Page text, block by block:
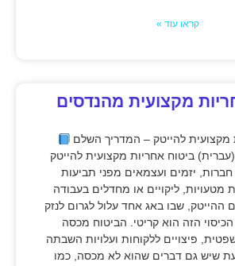
קראו עוד »
מקצועית מהנדסים
מקצועית להייטק – המדריך השלם
ביטוח אחריות מקצועית להייטק
חברות, יזמים ועצמאים מפני תביעות
מטעויות, ליקויים או מחדלים בעבודה
ההייטק, שבו באג אחד עלול לגרום לנזק
הכיסוי הזה הוא קריטי. הביטוח מכסה
פיצויים ללקוחות ועלויות השבתה
שיש גם דברים שהוא לא מכסה, כמו